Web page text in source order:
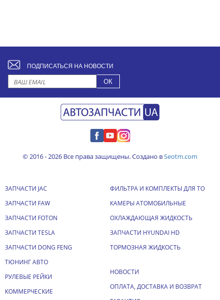
ПОДПИСАТЬСЯ НА НОВОСТИ
© 2016 - 2026 Все права защищены. Создано вSeotm.com
ЗАПЧАСТИ JAC
ЗАПЧАСТИ FAW
ЗАПЧАСТИ FOTON
ЗАПЧАСТИ TESLA
ЗАПЧАСТИ DONG FENG
ТЮНИНГ АВТО
РУЛЕВЫЕ РЕЙКИ
КОММЕРЧЕСКИЕ
ФИЛЬТРА И КОМПЛЕКТЫ ДЛЯ ТО
КАМЕРЫ АТОМОБИЛЬНЫЕ
ОХЛАЖДАЮЩАЯ ЖИДКОСТЬ
ЗАПЧАСТИ HYUNDAI HD
ТОРМОЗНАЯ ЖИДКОСТЬ
НОВОСТИ
ОПЛАТА, ДОСТАВКА И ВОЗВРАТ